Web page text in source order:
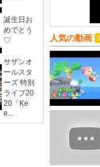
誕生日お
めでとう
♡
サザンオ
ールスタ
ーズ 特別
ライブ20
20「Ke
e...
人気の動画